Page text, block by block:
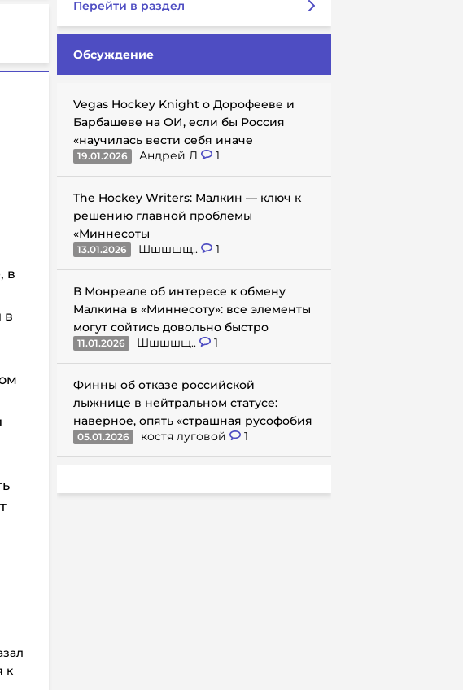
в
в
к
Перейти в раздел
Обсуждение
Vegas Hockey Knight о Дорофееве и
Барбашеве на ОИ, если бы Россия
«научилась вести себя иначе
19.01.2026 Андрей Л 1
The Hockey Writers: Малкин — ключ к
решению главной проблемы
«Миннесоты
13.01.2026 Шшшшщ.. 1
В Монреале об интересе к обмену
Малкина в «Миннесоту»: все элементы
могут сойтись довольно быстро
11.01.2026 Шшшшщ.. 1
Финны об отказе российской
лыжнице в нейтральном статусе:
наверное, опять «страшная русофобия
05.01.2026 костя луговой 1